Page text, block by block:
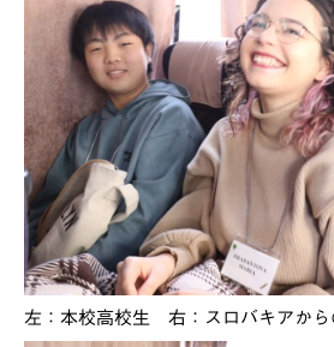
左：本校高校生 右：スロバキアから